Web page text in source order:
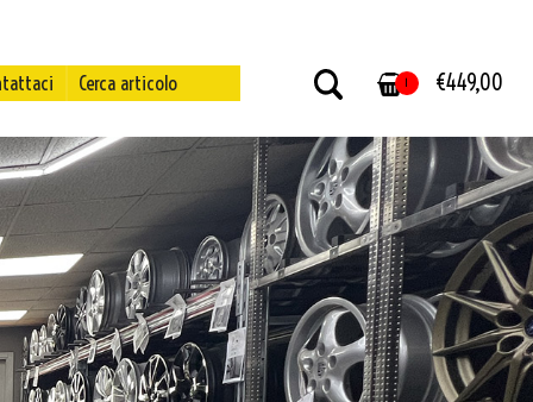
Cerca articolo 1 €449,00